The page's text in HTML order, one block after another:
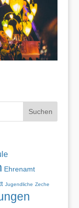
Ehrenamt
Jugendliche Zeche